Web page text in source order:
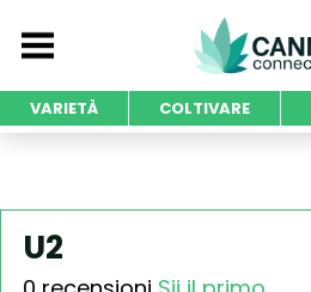
VARIETÀ COLTIVARE
U2